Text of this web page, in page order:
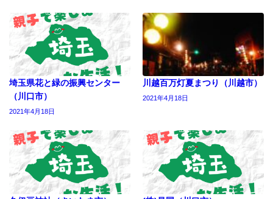
埼玉県花と緑の振興センター
（川口市）
2021年4月18日
川越百万灯夏まつり（川越市）
2021年4月18日